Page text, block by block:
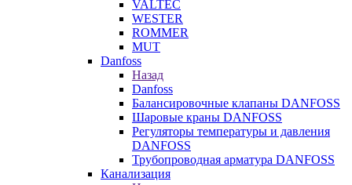
VALTEC
WESTER
ROMMER
MUT
Danfoss
Назад
Danfoss
Балансировочные клапаны DANFOSS
Шаровые краны DANFOSS
Регуляторы температуры и давления
DANFOSS
Трубопроводная арматура DANFOSS
Канализация